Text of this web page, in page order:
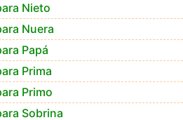
de Navidad
entra en el siguiente
con Nombres